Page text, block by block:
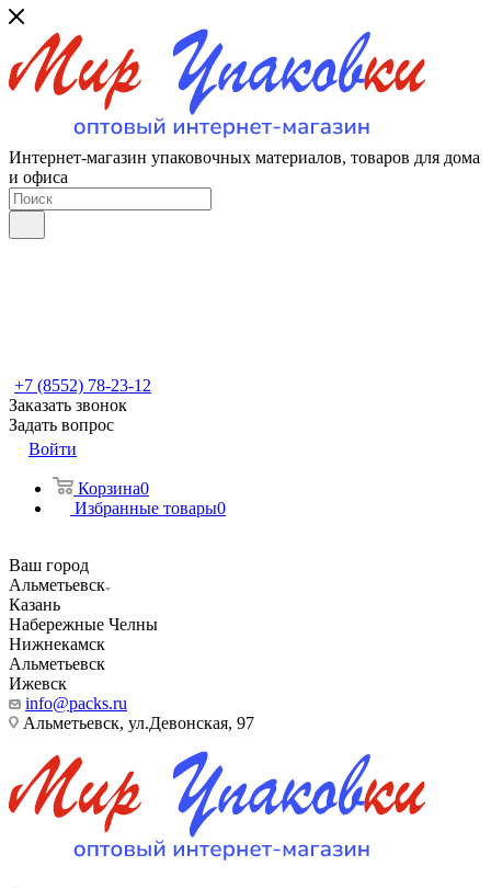
Интернет-магазин упаковочных материалов, товаров для дома
и офиса
+7 (8552) 78-23-12
Заказать звонок
Задать вопрос
Войти
Корзина0
Избранные товары0
Ваш город
Альметьевск
Казань
Набережные Челны
Нижнекамск
Альметьевск
Ижевск
info@packs.ru
Альметьевск, ​ул.Девонская, 97